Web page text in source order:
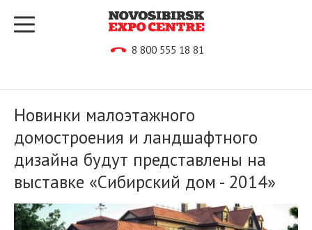
8 800 555 18 81
Новинки малоэтажного
домостроения и ландшафтного
дизайна будут представлены на
выставке «Сибирский дом - 2014»